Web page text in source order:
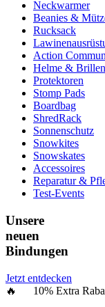
Neckwarmer
Beanies &
Rucksack
Action
Helme & Brillen
Protektoren
Stomp Pads
Boardbag
ShredRack
Sonnenschutz
Snowkites
Snowskates
Accessoires
Reparatur &
Test-Events
Unsere
neuen
Bindungen
Jetzt entdecken
🔥 10% Extra